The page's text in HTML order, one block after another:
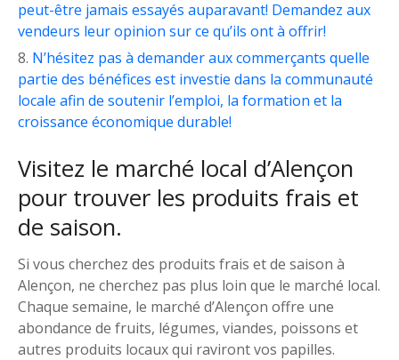
peut-être jamais essayés auparavant! Demandez aux
vendeurs leur opinion sur ce qu’ils ont à offrir!
N’hésitez pas à demander aux commerçants quelle
partie des bénéfices est investie dans la communauté
locale afin de soutenir l’emploi, la formation et la
croissance économique durable!
Visitez le marché local d’Alençon
pour trouver les produits frais et
de saison.
Si vous cherchez des produits frais et de saison à
Alençon, ne cherchez pas plus loin que le marché local.
Chaque semaine, le marché d’Alençon offre une
abondance de fruits, légumes, viandes, poissons et
autres produits locaux qui raviront vos papilles.